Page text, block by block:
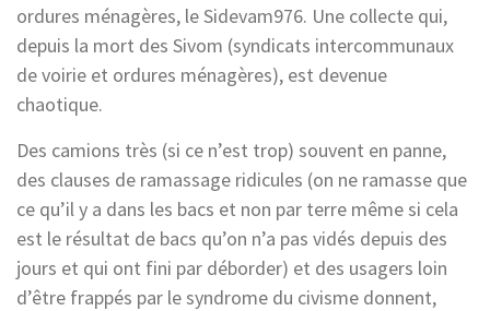
ordures ménagères, le Sidevam976. Une collecte qui,
depuis la mort des Sivom (syndicats intercommunaux
de voirie et ordures ménagères), est devenue
chaotique.
Des camions très (si ce n’est trop) souvent en panne,
des clauses de ramassage ridicules (on ne ramasse que
ce qu’il y a dans les bacs et non par terre même si cela
est le résultat de bacs qu’on n’a pas vidés depuis des
jours et qui ont fini par déborder) et des usagers loin
d’être frappés par le syndrome du civisme donnent,